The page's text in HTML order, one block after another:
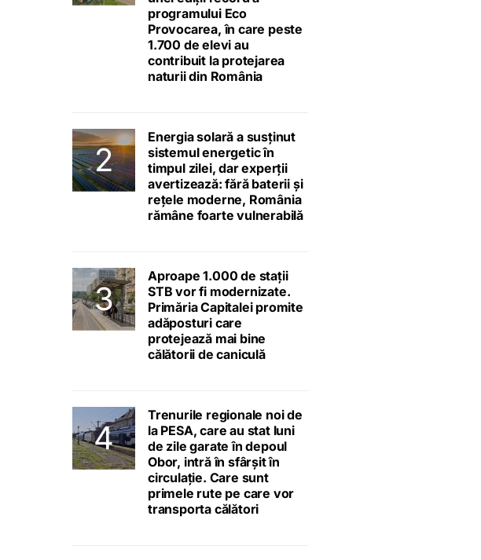
programului Eco
Provocarea, în care peste
1.700 de elevi au
contribuit la protejarea
naturii din România
Energia solară a susținut
sistemul energetic în
timpul zilei, dar experții
avertizează: fără baterii și
rețele moderne, România
rămâne foarte vulnerabilă
Aproape 1.000 de stații
STB vor fi modernizate.
Primăria Capitalei promite
adăposturi care
protejează mai bine
călătorii de caniculă
Trenurile regionale noi de
la PESA, care au stat luni
de zile garate în depoul
Obor, intră în sfârșit în
circulație. Care sunt
primele rute pe care vor
transporta călători